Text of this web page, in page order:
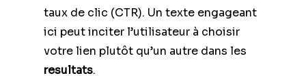
taux de clic (CTR). Un texte engageant
ici peut inciter l’utilisateur à choisir
votre lien plutôt qu’un autre dans les
resultats.